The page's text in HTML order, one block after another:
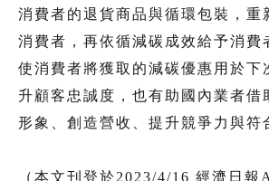
消費者的退貨商品與循環包裝，重
消費者，再依循減碳成效給予消費
使消費者將獲取的減碳優惠用於下
升顧客忠誠度，也有助國內業者借
形象、創造營收、提升競爭力與符
（本文刊登於2023/4/16 經濟日報